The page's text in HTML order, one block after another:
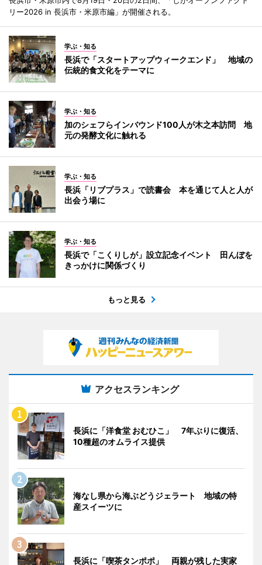
リー2026 in 長浜市・米原市編」が開催される。
学ぶ・知る
長浜で「スタートアップウィークエンド」 地域の
伝統的食文化をテーマに
学ぶ・知る
加のシェフらインバウンド100人が木之本訪問 地
元の発酵文化に触れる
学ぶ・知る
長浜「リブプラス」で読書会 本を通じて人と人が
出会う場に
学ぶ・知る
長浜で「こくりしが」設立記念イベント 田んぼを
きっかけに関係づくり
もっと見る
アクセスランキング
長浜に「洋食堂 おむひこ」 7年ぶりに復活、
10種超のオムライス提供
海なし県から海ぶどうジェラート 地域の特
産スイーツに
長浜に「喫茶タンポポ」 両親が残した実家